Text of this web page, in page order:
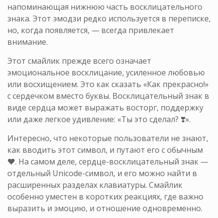
напоминающая нижнюю часть восклицательного
знака. Этот эмодзи редко используется в переписке,
но, когда появляется, — всегда привлекает
внимание.
Этот смайлик прежде всего означает
эмоциональное восклицание, усиленное любовью
или восхищением. Это как сказать «Как прекрасно!»
с сердечком вместо буквы. Восклицательный знак в
виде сердца может выражать восторг, поддержку
или даже легкое удивление: «Ты это сделал? ❣️».
Интересно, что некоторые пользователи не знают,
как вводить этот символ, и путают его с обычным
❤️. На самом деле, сердце-восклицательный знак —
отдельный Unicode-символ, и его можно найти в
расширенных разделах клавиатуры. Смайлик
особенно уместен в коротких реакциях, где важно
выразить и эмоцию, и отношение одновременно.